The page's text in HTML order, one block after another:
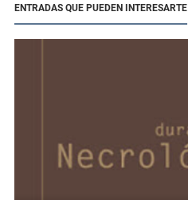
ENTRADAS QUE PUEDEN INTERESARTE